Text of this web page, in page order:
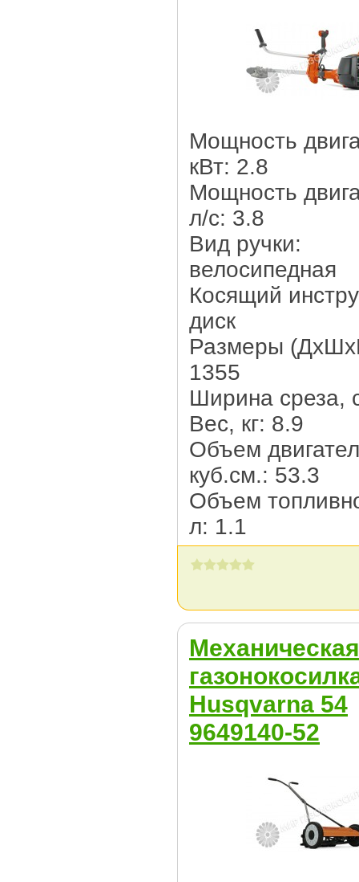
Мощность
кВт: 2.8
Мощность
л/c: 3.8
Вид ручки:
велосипедная
Косящий
диск
Размеры
1355
Ширина среза,
Вес, кг: 8.9
Объем
куб.см.: 53.3
Объем
л: 1.1
Механическая
Husqvarna 54
9649140-52